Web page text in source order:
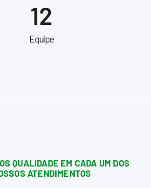
Equipe
12
QUALIDADE EM CADA UM DOS
ATENDIMENTOS